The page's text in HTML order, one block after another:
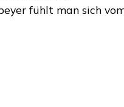
fühlt man sich